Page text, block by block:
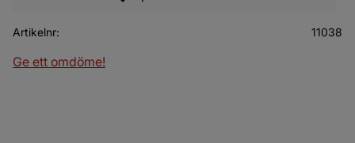
Artikelnr 11038
Ge ett omdöme!